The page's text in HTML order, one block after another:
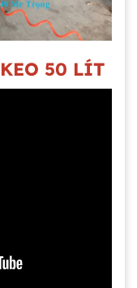
50 LÍT